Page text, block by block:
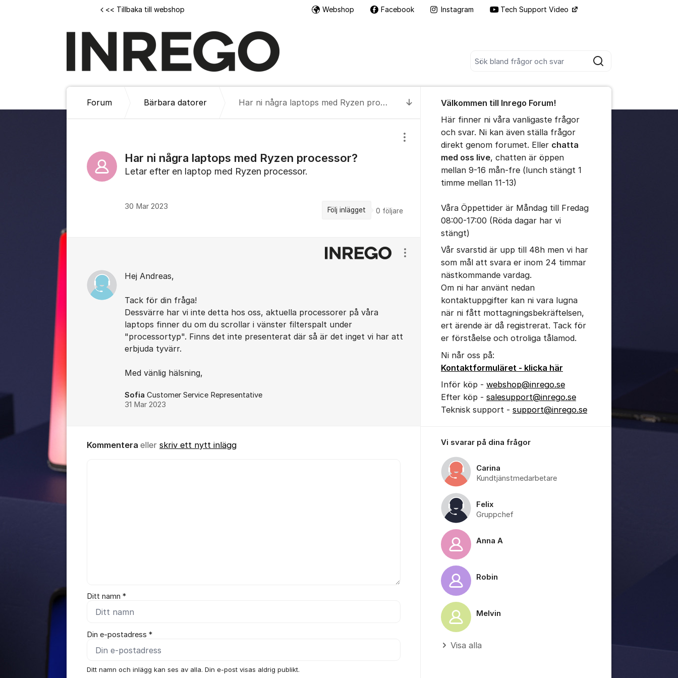
Sök
<< Tillbaka till webshop Webshop Facebook Instagram Tech Support Video Fler supportlänkar
Till senaste kommentaren
Forum Bärbara datorer Har ni några laptops med Ryzen processor?
Har ni några laptops med Ryzen processor?
Visa/dölj inställningar för inlägg/kommentar
Letar efter en laptop med Ryzen processor.
30 Mar 2023 Följ inlägget 0 följare
Hej Andreas,
Tack för din fråga!
Dessvärre har vi inte detta hos oss, aktuella processorer på våra
laptops finner du om du scrollar i vänster filterspalt under
"processortyp". Finns det inte presenterat där så är det inget vi har att
erbjuda tyvärr.
Med vänlig hälsning,
Sofia Customer Service Representative
31 Mar 2023
Visa/dölj inställningar för inlägg/kommentar
Kommentera eller skriv ett nytt inlägg
Ditt namn *
Din e-postadress *
Ditt namn och inlägg kan ses av alla. Din e-post visas aldrig publikt.
Välkommen till Inrego Forum!
Här finner ni våra vanligaste frågor
och svar. Ni kan även ställa frågor
direkt genom forumet. Eller chatta
med oss live, chatten är öppen
mellan 9-16 mån-fre (lunch stängt 1
timme mellan 11-13)
Våra Öppettider är Måndag till Fredag
08:00-17:00 (Röda dagar har vi
stängt)
Vår svarstid är upp till 48h men vi har
som mål att svara er inom 24 timmar
nästkommande vardag.
Om ni har använt nedan
kontaktuppgifter kan ni vara lugna
när ni fått mottagningsbekräftelsen,
ert ärende är då registrerat. Tack för
er förståelse och otroliga tålamod.
Ni når oss på:
Kontaktformuläret - klicka här
Inför köp - webshop@inrego.se
Efter köp - salesupport@inrego.se
Teknisk support - support@inrego.se
Vi svarar på dina frågor
Carina
Kundtjänstmedarbetare
Felix
Gruppchef
Anna A
Robin
Melvin
Visa alla